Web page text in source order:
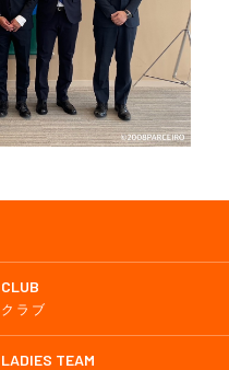
CLUB
クラブ
LADIES TEAM